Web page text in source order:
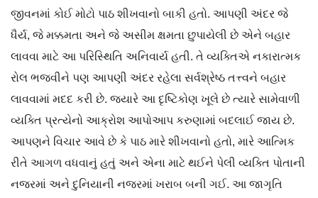
જીવનમાં કોઈ મોટો પાઠ શીખવાનો બાકી હતો. આપણી અંદર જે
ધૈર્ય, જે મક્કમતા અને જે અસીમ ક્ષમતા છુપાયેલી છે એને બહાર
લાવવા માટે આ પરિસ્થિતિ અનિવાર્ય હતી. તે વ્યક્તિએ નકારાત્મક
રોલ ભજવીને પણ આપણી અંદર રહેલા સર્વશ્રેષ્ઠ તત્ત્વને બહાર
લાવવામાં મદદ કરી છે. જ્યારે આ દૃષ્ટિકોણ ખૂલે છે ત્યારે સામેવાળી
વ્યક્તિ પ્રત્યેનો આક્રોશ આપોઆપ કરુણામાં બદલાઈ જાય છે.
આપણને વિચાર આવે છે કે પાઠ મારે શીખવાનો હતો, મારે આત્મિક
રીતે આગળ વધવાનું હતું અને એના માટે થઈને પેલી વ્યક્તિ પોતાની
નજરમાં અને દુનિયાની નજરમાં ખરાબ બની ગઈ. આ જાગૃતિ